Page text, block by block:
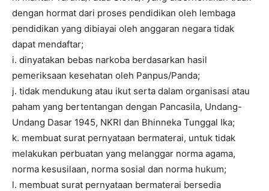
dengan hormat dari proses pendidikan oleh lembaga
pendidikan yang dibiayai oleh anggaran negara tidak
dapat mendaftar;
i. dinyatakan bebas narkoba berdasarkan hasil
pemeriksaan kesehatan oleh Panpus/Panda;
j. tidak mendukung atau ikut serta dalam organisasi atau
paham yang bertentangan dengan Pancasila, Undang-
Undang Dasar 1945, NKRI dan Bhinneka Tunggal Ika;
k. membuat surat pernyataan bermaterai, untuk tidak
melakukan perbuatan yang melanggar norma agama,
norma kesusilaan, norma sosial dan norma hukum;
l. membuat surat pernyataan bermaterai bersedia